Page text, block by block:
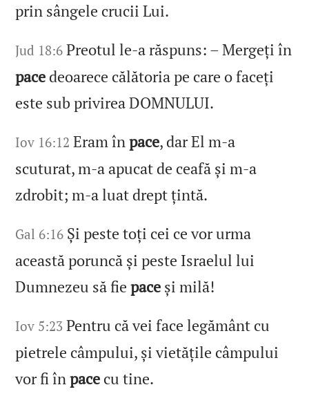
prin sângele crucii Lui.
Jud 18:6 Preotul le‑a răspuns: – Mergeți în
pace deoarece călătoria pe care o faceți
este sub privirea DOMNULUI.
Iov 16:12 Eram înpace, dar El m‑a
scuturat, m‑a apucat de ceafă și m‑a
zdrobit; m‑a luat drept țintă.
Gal 6:16 Și peste toți cei ce vor urma
această poruncă și peste Israelul lui
Dumnezeu să fiepace și milă!
Iov 5:23 Pentru că vei face legământ cu
pietrele câmpului, și vietățile câmpului
vor fi înpace cu tine.